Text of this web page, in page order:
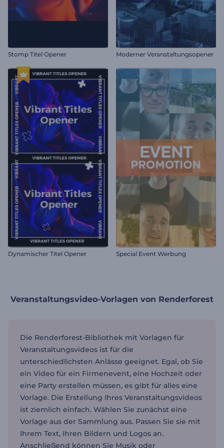
Stomp Titel Opener Moderner Veranstaltungsopener
Dynamischer Titel Opener Special Event Werbung
Veranstaltungsvideo-Vorlagen von Renderforest
Die Renderforest-Bibliothek mit Vorlagen für
Veranstaltungsvideos ist für die
unterschiedlichsten Anlässe geeignet. Egal, ob Sie
ein Video für ein Firmenevent, eine Hochzeit oder
eine Party erstellen müssen, es gibt für alles eine
Vorlage. Die Erstellung Ihres Veranstaltungsvideos
ist ziemlich einfach. Wählen Sie zunächst eine
Vorlage aus der Sammlung aus. Passen Sie sie mit
Ihrem Text, Ihren Bildern und Logos an.
Anschließend können Sie Musik oder